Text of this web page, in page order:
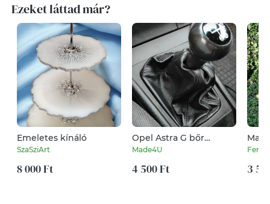
Ezeket láttad már?
Emeletes kínáló
SzaSziArt
8 000 Ft
Opel Astra G bőr
váltószoknya
Made4U
4 500 Ft 3